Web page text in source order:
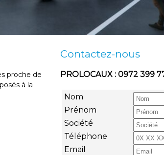
proche de
à la
Contactez-nous
PROLOCAUX : 0972 399
Nom
Prénom
Société
Téléphone
Email